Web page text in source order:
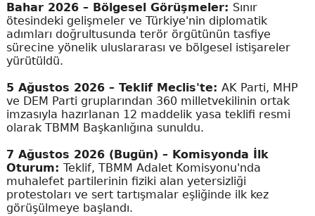
Bahar 2026 – Bölgesel Görüşmeler: Sınır
ötesindeki gelişmeler ve Türkiye'nin diplomatik
adımları doğrultusunda terör örgütünün tasfiye
sürecine yönelik uluslararası ve bölgesel istişareler
yürütüldü.
5 Ağustos 2026 – Teklif Meclis'te: AK Parti, MHP
ve DEM Parti gruplarından 360 milletvekilinin ortak
imzasıyla hazırlanan 12 maddelik yasa teklifi resmi
olarak TBMM Başkanlığına sunuldu.
7 Ağustos 2026 (Bugün) – Komisyonda İlk
Oturum: Teklif, TBMM Adalet Komisyonu'nda
muhalefet partilerinin fiziki alan yetersizliği
protestoları ve sert tartışmalar eşliğinde ilk kez
görüşülmeye başlandı.